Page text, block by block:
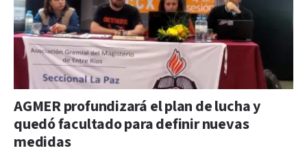
AGMER profundizará el plan de lucha y
quedó facultado para definir nuevas
medidas